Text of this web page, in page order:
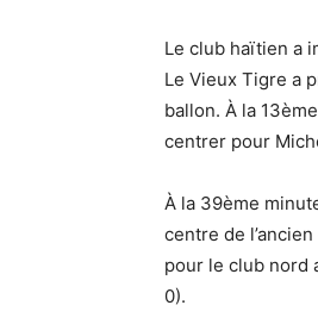
Le club haïtien a
Le Vieux Tigre a
ballon. À la
centrer pour
À la 39ème
centre de
pour le club nord
0).